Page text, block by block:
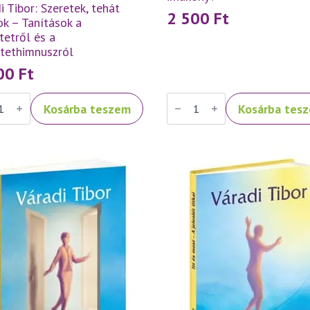
Tibor: Szeretek, tehát
– Tanítások a
és a
Ft
Kosárba teszem
2 500 Ft
Váradi
Tibor:
Fénykereszt
Kosárba